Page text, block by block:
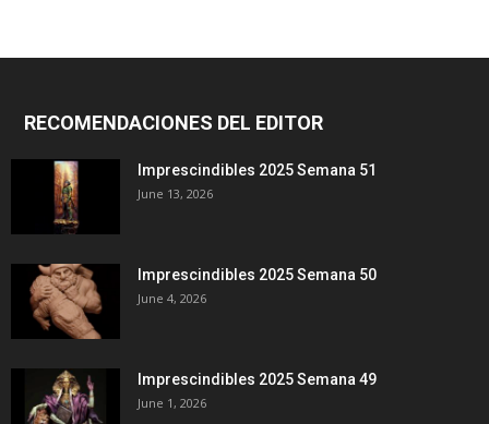
RECOMENDACIONES DEL EDITOR
Imprescindibles 2025 Semana 51
June 13, 2026
Imprescindibles 2025 Semana 50
June 4, 2026
Imprescindibles 2025 Semana 49
June 1, 2026